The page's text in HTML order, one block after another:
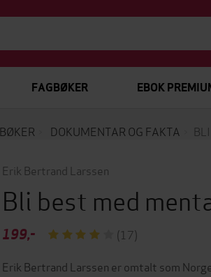
FAGBØKER EBOK
DOKUMENTAR OG FAKTA
Erik Bertrand Larssen
Bli best med
199,-
(17)
Erik Bertrand Larssen er omtalt som